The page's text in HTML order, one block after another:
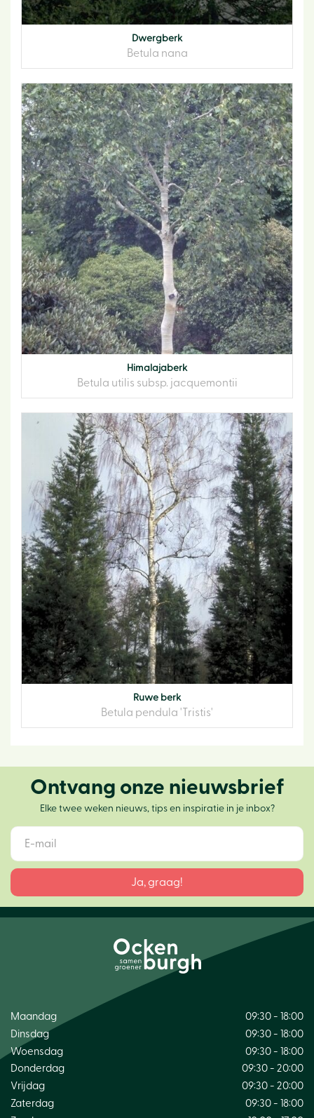
Dwergberk
Betula nana
Himalajaberk
Betula utilis subsp. jacquemontii
Ruwe berk
Betula pendula 'Tristis'
Ontvang onze nieuwsbrief
Elke twee weken nieuws, tips en inspiratie in je inbox?
Maandag
09:30 - 18:00
Dinsdag
09:30 - 18:00
Woensdag
09:30 - 18:00
Donderdag
09:30 - 20:00
Vrijdag
09:30 - 20:00
Zaterdag
09:30 - 18:00